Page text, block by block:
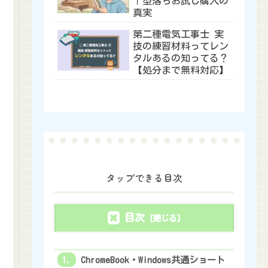
真実
第二種電気工事士 実
技の練習材料ってレン
タルあるの知ってる？
【処分まで無料対応】
タップできる目次
目次
ChromeBook・Windows共通ショート